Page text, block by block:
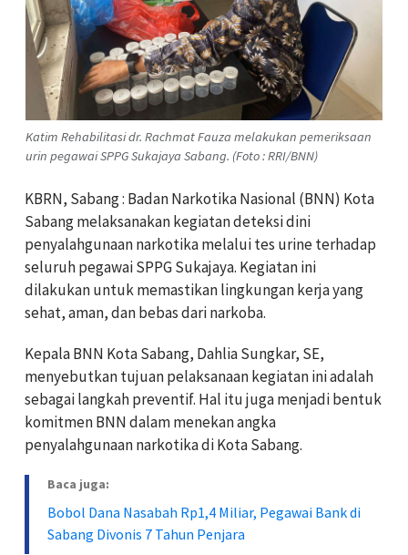
Katim Rehabilitasi dr. Rachmat Fauza melakukan pemeriksaan
urin pegawai SPPG Sukajaya Sabang. (Foto : RRI/BNN)
KBRN, Sabang : Badan Narkotika Nasional (BNN) Kota
Sabang melaksanakan kegiatan deteksi dini
penyalahgunaan narkotika melalui tes urine terhadap
seluruh pegawai SPPG Sukajaya. Kegiatan ini
dilakukan untuk memastikan lingkungan kerja yang
sehat, aman, dan bebas dari narkoba.
Kepala BNN Kota Sabang, Dahlia Sungkar, SE,
menyebutkan tujuan pelaksanaan kegiatan ini adalah
sebagai langkah preventif. Hal itu juga menjadi bentuk
komitmen BNN dalam menekan angka
penyalahgunaan narkotika di Kota Sabang.
Baca juga:
Bobol Dana Nasabah Rp1,4 Miliar, Pegawai Bank di
Sabang Divonis 7 Tahun Penjara